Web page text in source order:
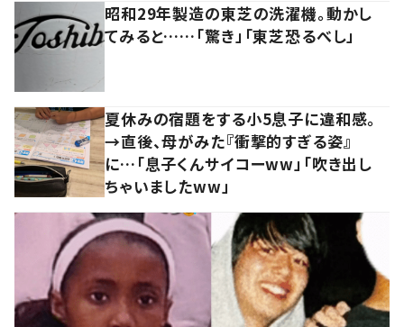
昭和29年製造の東芝の洗濯機。動かし
てみると……「驚き」「東芝恐るべし」
夏休みの宿題をする小5息子に違和感。
→直後、母がみた『衝撃的すぎる姿』
に…「息子くんサイコーww」「吹き出し
ちゃいましたww」